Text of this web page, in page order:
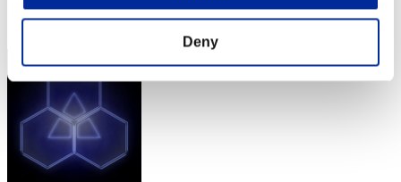
Deny
Posizione